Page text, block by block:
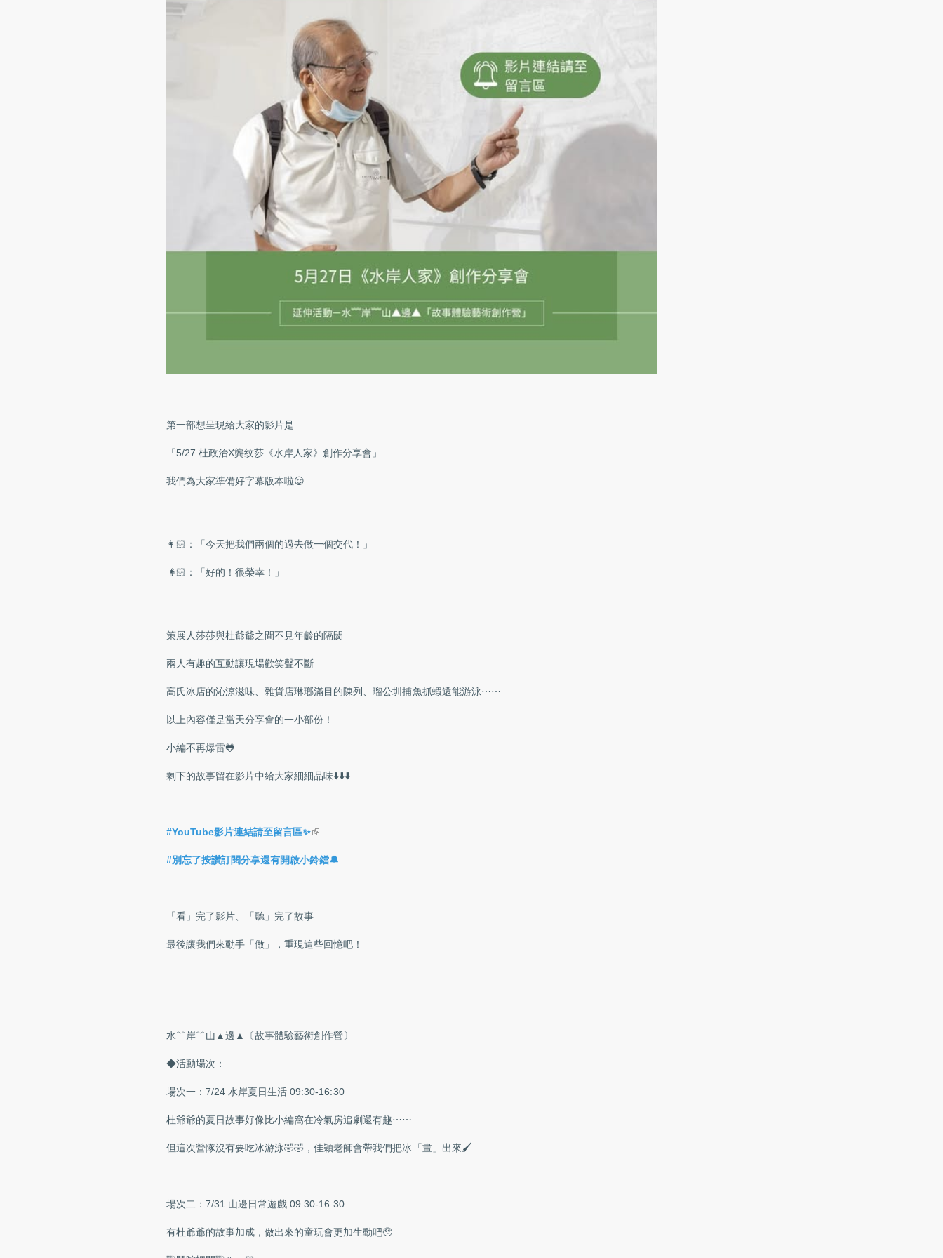
第一部想呈現給大家的影片是
「5/27 杜政治X龔纹莎《水岸人家》創作分享會」
我們為大家準備好字幕版本啦😌
👩🏻：「今天把我們兩個的過去做一個交代！」
👴🏻：「好的！很榮幸！」
策展人莎莎與杜爺爺之間不見年齡的隔閡
兩人有趣的互動讓現場歡笑聲不斷
高氏冰店的沁涼滋味、雜貨店琳瑯滿目的陳列、瑠公圳捕魚抓蝦還能游泳⋯⋯
以上內容僅是當天分享會的一小部份！
小編不再爆雷🐸
剩下的故事留在影片中給大家細細品味⬇️⬇️⬇️
#YouTube影片連結請至留言區✨(link is external)
#別忘了按讚訂閱分享還有開啟小鈴鐺🔔
「看」完了影片、「聽」完了故事
最後讓我們來動手「做」，重現這些回憶吧！
水﹌岸﹌山▲邊▲〔故事體驗藝術創作營〕
◆活動場次：
場次一：7/24 水岸夏日生活 09:30-16:30
杜爺爺的夏日故事好像比小編窩在冷氣房追劇還有趣⋯⋯
但這次營隊沒有要吃冰游泳🤣🤣，佳穎老師會帶我們把冰「畫」出來🖌️
場次二：7/31 山邊日常遊戲 09:30-16:30
有杜爺爺的故事加成，做出來的童玩會更加生動吧🥹